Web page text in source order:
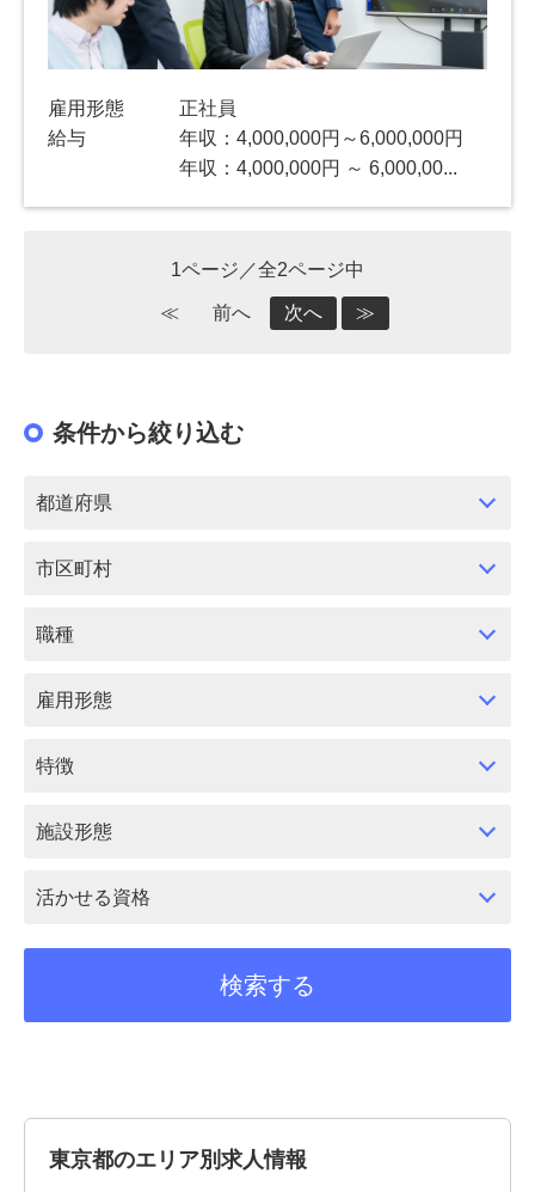
雇用形態
正社員
給与
年収：4,000,000円～6,000,000円
年収：4,000,000円 ～ 6,000,00...
1ページ／全2ページ中
≪ 前へ 次へ ≫
条件から絞り込む
都道府県
市区町村
職種
雇用形態
特徴
施設形態
活かせる資格
東京都のエリア別求人情報